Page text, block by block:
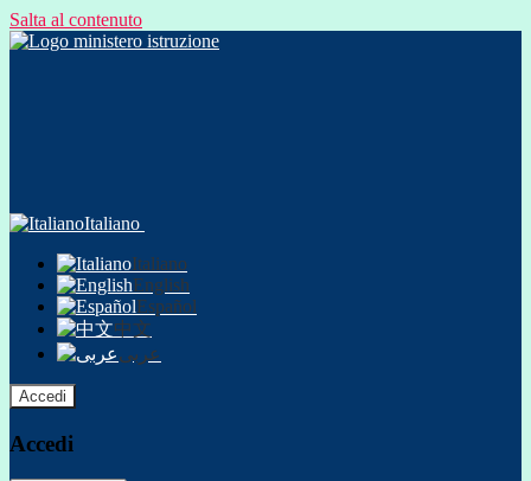
Salta al contenuto
Italiano
Italiano
English
Español
中文
عربى
Accedi
Accedi